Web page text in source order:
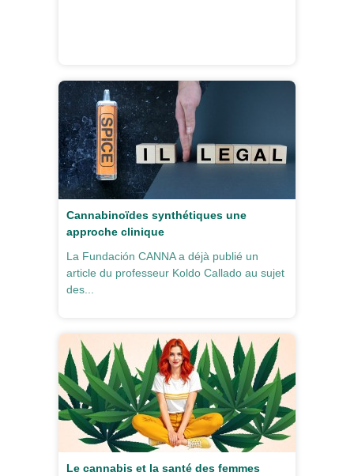
Cannabinoïdes synthétiques une
approche clinique
La Fundación CANNA a déjà publié un
article du professeur Koldo Callado au sujet
des...
Le cannabis et la santé des femmes